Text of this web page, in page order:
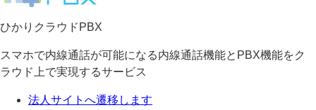
ひかりクラウドPBX
スマホで内線通話が可能になる内線通話機能とPBX機能をク
ラウド上で実現するサービス
法人サイトへ遷移します